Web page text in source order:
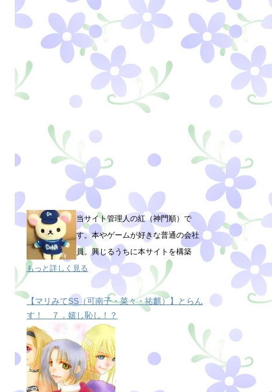
当サイト管理人の紅（神門順）で
す。本やゲームが好きな普通の会社
員。興じるうちに本サイトを構築
もっと詳しく見る
【マリみてSS（可南子・菜々・祐麒）】とらん
す！ ７．嬉し恥し！？